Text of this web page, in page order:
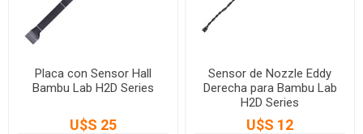
Placa con Sensor Hall
Bambu Lab H2D Series
U$S 25
Sensor de Nozzle Eddy
Derecha para Bambu Lab
H2D Series
U$S 12